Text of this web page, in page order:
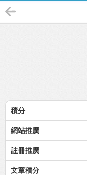
積分
網站推廣
註冊推廣
文章積分